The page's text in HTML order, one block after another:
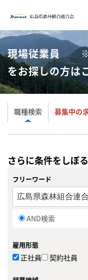
現場従業員 ※
をお探しの方は
職種検索 募集中の
さらに条件をしぼる
フリーワード
AND検索
雇用形態
正社員 契約社員